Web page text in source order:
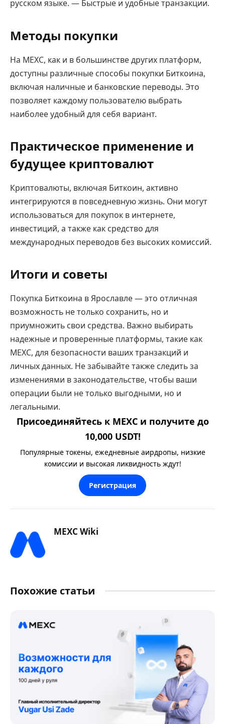
русском языке. — Быстрые и удобные транзакции.
Методы покупки
На MEXC, как и в большинстве других платформ,
доступны различные способы покупки Биткоина,
включая наличные и банковские переводы. Это
позволяет каждому пользователю выбрать
наиболее удобный для себя вариант.
Практическое применение и
будущее криптовалют
Криптовалюты, включая Биткоин, активно
интегрируются в повседневную жизнь. Они могут
использоваться для покупок в интернете,
инвестиций, а также как средство для
международных переводов без высоких комиссий.
Итоги и советы
Покупка Биткоина в Ярославле — это отличная
возможность не только сохранить, но и
приумножить свои средства. Важно выбирать
надежные и проверенные платформы, такие как
MEXC, для безопасности ваших транзакций и
личных данных. Не забывайте также следить за
изменениями в законодательстве, чтобы ваши
операции были не только выгодными, но и
легальными.
Присоединяйтесь к MEXC и получите до
10,000 USDT!
Популярные токены, ежедневные аирдропы, низкие
комиссии и высокая ликвидность ждут!
Регистрация
MEXC Wiki
Похожие статьи